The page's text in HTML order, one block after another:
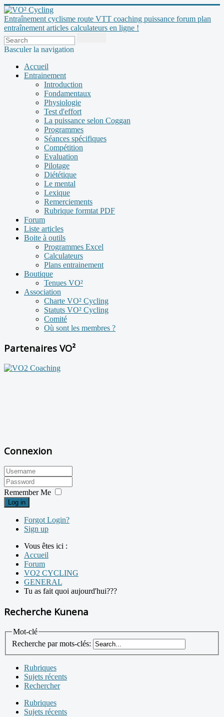
Entraînement cyclisme route VTT coaching puissance forum plan
entraînement articles calculateurs en ligne !
Basculer la navigation
Accueil
Entrainement
Introduction
Fondamentaux
Physiologie
Test d'effort
La puissance selon Coggan
Programmes
Séances spécifiques
Compétition
Evaluation
Pilotage
Diététique
Le mental
Lexique
Remerciements
Rubrique formtat PDF
Forum
Liste articles
Boite à outils
Programmes Excel
Calculateurs
Plans entrainement
Boutique
Tenues VO²
Association
Charte VO² Cycling
Statuts VO² Cycling
Comité
Où sont les membres ?
Partenaires VO²
Connexion
Remember Me
Log in
Forgot Login?
Sign up
Vous êtes ici :
Accueil
Forum
VO2 CYCLING
GENERAL
Tu as fait quoi aujourd'hui???
Recherche Kunena
Mot-clé
Recherche par mots-clés:
Rubriques
Sujets récents
Rechercher
Rubriques
Sujets récents